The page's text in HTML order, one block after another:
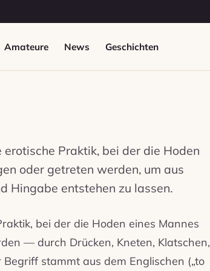
Amateure News Geschichten
Praktik, bei der die Hoden
oder getreten werden, um aus
Hingabe entstehen zu lassen.
bei der die Hoden eines Mannes
— durch Drücken, Kneten, Klatschen,
stammt aus dem Englischen („to